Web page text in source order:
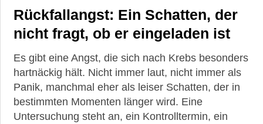
Rückfallangst: Ein Schatten, der
nicht fragt, ob er eingeladen ist
Es gibt eine Angst, die sich nach Krebs besonders
hartnäckig hält. Nicht immer laut, nicht immer als
Panik, manchmal eher als leiser Schatten, der in
bestimmten Momenten länger wird. Eine
Untersuchung steht an, ein Kontrolltermin, ein